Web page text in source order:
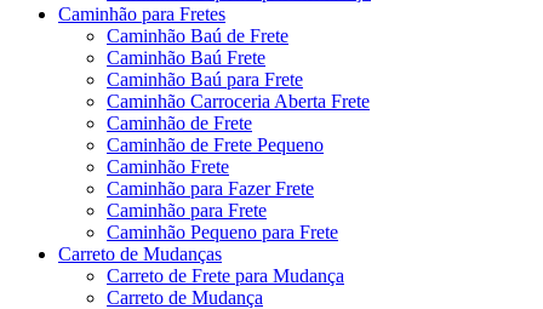
Caminhão para Fretes
Caminhão Baú de Frete
Caminhão Baú Frete
Caminhão Baú para Frete
Caminhão Carroceria Aberta Frete
Caminhão de Frete
Caminhão de Frete Pequeno
Caminhão Frete
Caminhão para Fazer Frete
Caminhão para Frete
Caminhão Pequeno para Frete
Carreto de Mudanças
Carreto de Frete para Mudança
Carreto de Mudança